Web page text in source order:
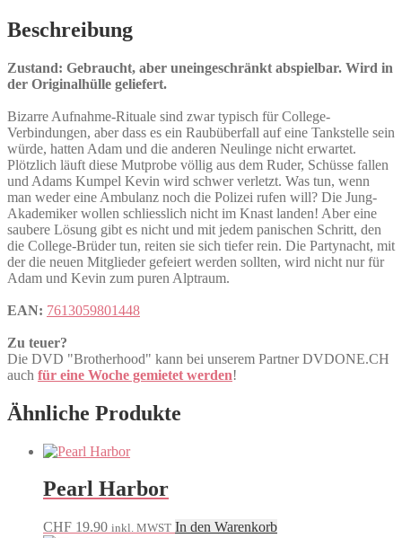
Beschreibung
Zustand: Gebraucht, aber uneingeschränkt abspielbar. Wird in
der Originalhülle geliefert.
Bizarre Aufnahme-Rituale sind zwar typisch für College-
Verbindungen, aber dass es ein Raubüberfall auf eine Tankstelle sein
würde, hatten Adam und die anderen Neulinge nicht erwartet.
Plötzlich läuft diese Mutprobe völlig aus dem Ruder, Schüsse fallen
und Adams Kumpel Kevin wird schwer verletzt. Was tun, wenn
man weder eine Ambulanz noch die Polizei rufen will? Die Jung-
Akademiker wollen schliesslich nicht im Knast landen! Aber eine
saubere Lösung gibt es nicht und mit jedem panischen Schritt, den
die College-Brüder tun, reiten sie sich tiefer rein. Die Partynacht, mit
der die neuen Mitglieder gefeiert werden sollten, wird nicht nur für
Adam und Kevin zum puren Alptraum.
EAN: 7613059801448
Zu teuer?
Die DVD "Brotherhood" kann bei unserem Partner DVDONE.CH
auch für eine Woche gemietet werden!
Ähnliche Produkte
Pearl Harbor
CHF 19.90 inkl. MWST In den Warenkorb